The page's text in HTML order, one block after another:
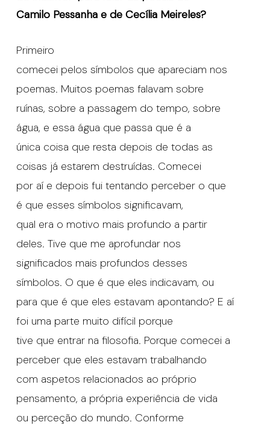
Camilo Pessanha e de Cecília Meireles?
Primeiro
comecei pelos símbolos que apareciam nos
poemas. Muitos poemas falavam sobre
ruínas, sobre a passagem do tempo, sobre
água, e essa água que passa que é a
única coisa que resta depois de todas as
coisas já estarem destruídas. Comecei
por aí e depois fui tentando perceber o que
é que esses símbolos significavam,
qual era o motivo mais profundo a partir
deles. Tive que me aprofundar nos
significados mais profundos desses
símbolos. O que é que eles indicavam, ou
para que é que eles estavam apontando? E aí
foi uma parte muito difícil porque
tive que entrar na filosofia. Porque comecei a
perceber que eles estavam trabalhando
com aspetos relacionados ao próprio
pensamento, a própria experiência de vida
ou perceção do mundo. Conforme